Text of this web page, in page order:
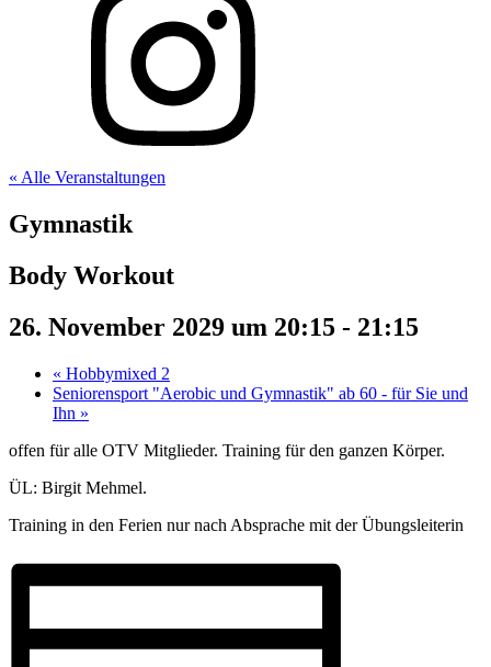
« Alle Veranstaltungen
Gymnastik
Body Workout
26. November 2029 um 20:15 - 21:15
« Hobbymixed 2
Seniorensport "Aerobic und Gymnastik" ab 60 - für Sie und
Ihn »
offen für alle OTV Mitglieder. Training für den ganzen Körper.
ÜL: Birgit Mehmel.
Training in den Ferien nur nach Absprache mit der Übungsleiterin